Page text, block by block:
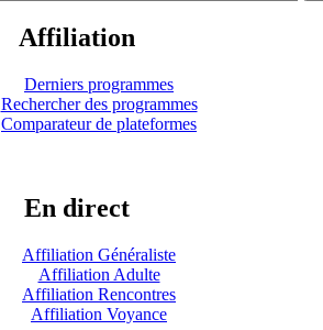
Affiliation
Derniers programmes
Rechercher des programmes
Comparateur de plateformes
En direct
Affiliation Généraliste
Affiliation Adulte
Affiliation Rencontres
Affiliation Voyance